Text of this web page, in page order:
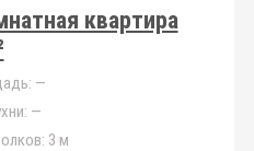
квартира
—
—
3 м